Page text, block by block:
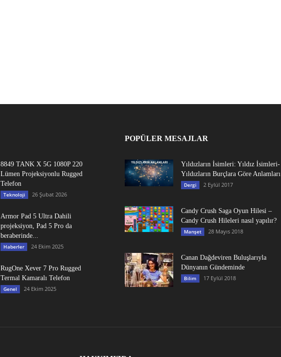
8849 TANK X 5G 1080P 220
Lümen Projeksiyonlu Rugged
Telefon
Teknoloji 26 Şubat 2026
Armor Pad 5 Ultra Dahili
projeksiyon, Pad 5 Pro da
beraberinde...
Haberler 24 Ekim 2025
RugOne Xever 7 Pro Rugged
Termal Kamaralı Telefon
Genel 24 Ekim 2025
POPÜLER MESAJLAR
Yıldızların İsimleri: Yıldız İsimleri-
Yıldızların Burçlara Göre Anlamları
Dergi 2 Eylül 2017
Candy Crush Saga Oyun Hilesi –
Candy Crush Hileleri nasıl yapılır?
Manşet 28 Mayıs 2018
Canan Dağdeviren Buluşlarıyla
Dünyanın Gündeminde
Bilim 17 Eylül 2018